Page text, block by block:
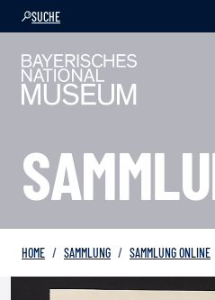
SUCHE
HOME SAMMLUNG SAMMLUNG ONLINE